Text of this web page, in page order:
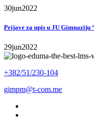
30jun2022
Prijave za upis u JU Gimnaziju
29jun2022
+382/51/230-104
gimpm@t-com.me